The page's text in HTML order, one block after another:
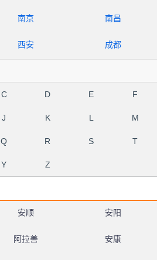
南京 南昌
西安 成都
C D E F
J K L M
Q R S T
Y Z
安顺 安阳
阿拉善 安康